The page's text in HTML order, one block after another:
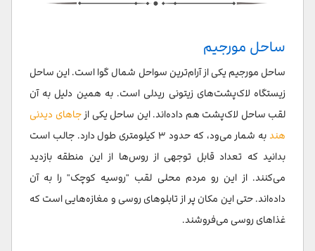
ساحل مورجیم
ساحل مورجیم یکی از آرام‌ترین سواحل شمال گوا است. این ساحل
زیستگاه لاک‌پشت‌های زیتونی ریدلی است. به همین دلیل به آن
لقب ساحل لاک‌پشت هم داده‌اند. این ساحل یکی ازجاهای دیدنی
هند
به شمار می‌ود، که حدود ۳ کیلومتری طول دارد. جالب است
بدانید که تعداد قابل توجهی از روس‌ها از این منطقه بازدید
می‌کنند. از این رو مردم محلی لقب "روسیه کوچک" را به آن
داده‌اند. حتی این مکان پر از تابلوهای روسی و مغازه‌هایی است که
غذاهای روسی می‌فروشند.